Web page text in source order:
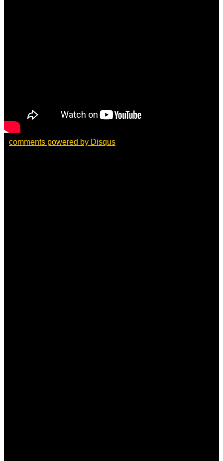
comments powered by Disqus